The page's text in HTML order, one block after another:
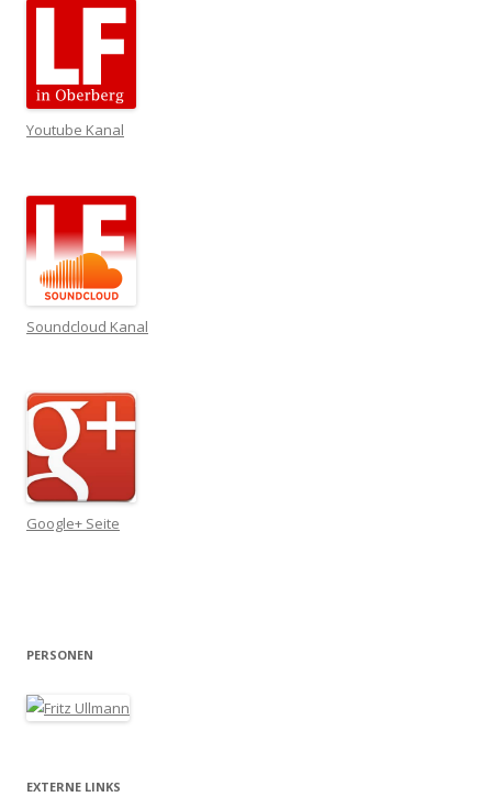
Youtube Kanal
Soundcloud Kanal
Google+ Seite
PERSONEN
EXTERNE LINKS